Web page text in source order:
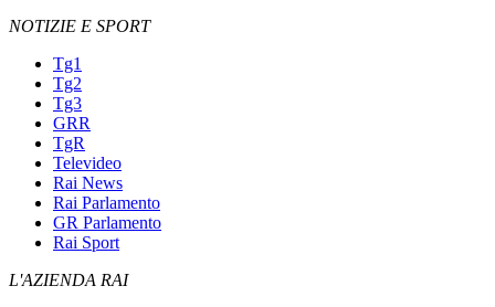
NOTIZIE E SPORT
Tg1
Tg2
Tg3
GRR
TgR
Televideo
Rai News
Rai Parlamento
GR Parlamento
Rai Sport
L'AZIENDA RAI